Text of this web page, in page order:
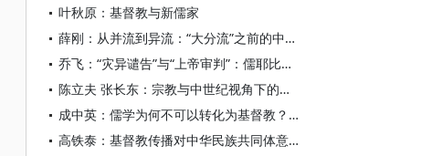
叶秋原：基督教与新儒家
薛刚：从并流到异流：“大分流”之前的中国与欧洲
乔飞：“灾异谴告”与“上帝审判”：儒耶比较视野中的权力超验制约
陈立夫 张长东：宗教与中世纪视角下的欧洲国家形成
成中英：儒学为何不可以转化为基督教？——诠释性转化限制考辨
高铁泰：基督教传播对中华民族共同体意识的影响及应对